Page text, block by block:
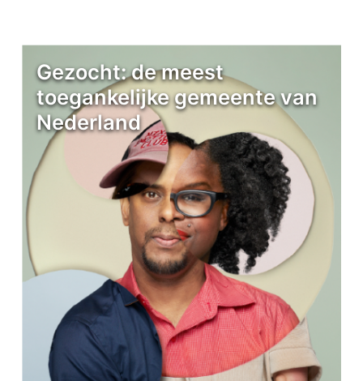
Gezocht: de meest
toegankelijke gemeente van
Nederland